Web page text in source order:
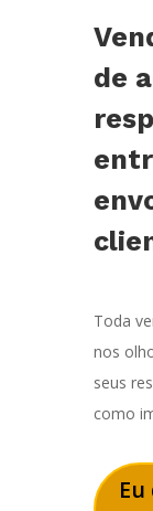
de
Toda
nos
seus
como